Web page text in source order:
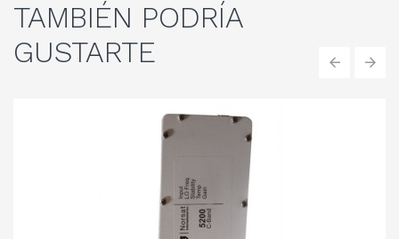
TAMBIÉN PODRÍA
GUSTARTE